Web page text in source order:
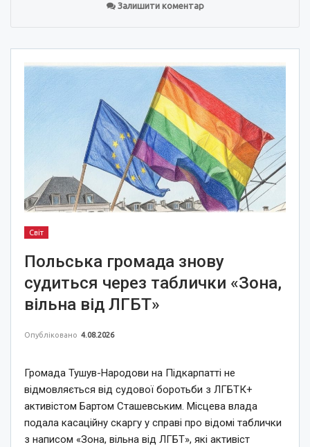
Залишити коментар
Світ
Польська громада знову
судиться через таблички «Зона,
вільна від ЛГБТ»
Опубліковано 4.08.2026
Громада Тушув-Народови на Підкарпатті не
відмовляється від судової боротьби з ЛГБТК+
активістом Бартом Сташевським. Місцева влада
подала касаційну скаргу у справі про відомі таблички
з написом «Зона, вільна від ЛГБТ», які активіст